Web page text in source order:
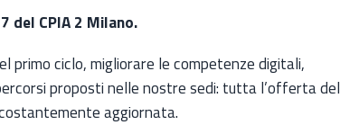
del CPIA 2 Milano.
primo ciclo, migliorare le competenze digitali,
proposti nelle nostre sedi: tutta l’offerta del
aggiornata.